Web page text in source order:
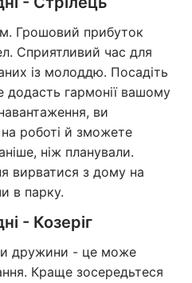
Грошовий прибуток
Сприятливий час для
із молоддю. Посадіть
додасть гармонії вашому
ви
на роботі й зможете
ніж планували.
вирватися з дому на
в парку.
- Козеріг
дружини - це може
Краще зосередьтеся